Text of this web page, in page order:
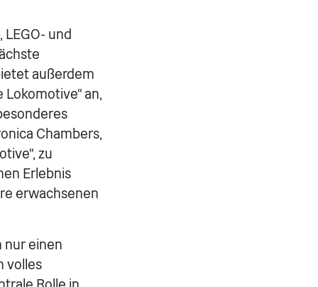
und
außerdem
an,
Chambers,
zu
Erlebnis
erwachsenen
nur einen
volles